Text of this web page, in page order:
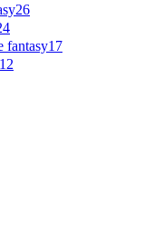
26
fantasy17
12